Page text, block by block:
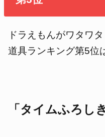
ドラえもんがワタワ
道具ランキング第5位
「タイムふろし